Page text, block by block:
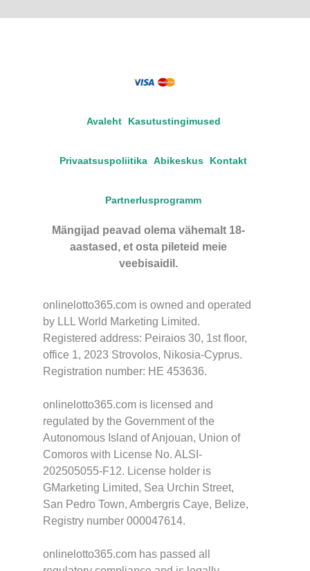
Avaleht Kasutustingimused
Privaatsuspoliitika Abikeskus Kontakt
Partnerlusprogramm
Mängijad peavad olema vähemalt 18-
aastased, et osta pileteid meie
veebisaidil.
onlinelotto365.com is owned and operated
by LLL World Marketing Limited.
Registered address: Peiraios 30, 1st floor,
office 1, 2023 Strovolos, Nikosia-Cyprus.
Registration number: HE 453636.
onlinelotto365.com is licensed and
regulated by the Government of the
Autonomous Island of Anjouan, Union of
Comoros with License No. ALSI-
202505055-F12. License holder is
GMarketing Limited, Sea Urchin Street,
San Pedro Town, Ambergris Caye, Belize,
Registry number 000047614.
onlinelotto365.com has passed all